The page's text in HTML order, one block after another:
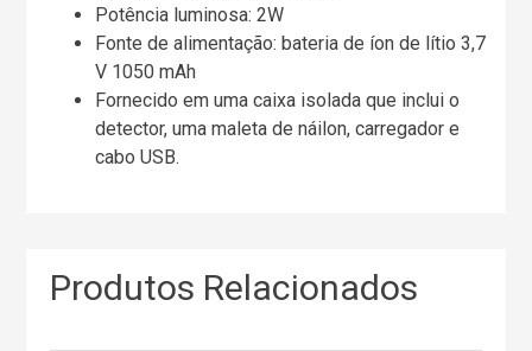
Potência luminosa: 2W
Fonte de alimentação: bateria de íon de lítio 3,7
V 1050 mAh
Fornecido em uma caixa isolada que inclui o
detector, uma maleta de náilon, carregador e
cabo USB.
Produtos Relacionados